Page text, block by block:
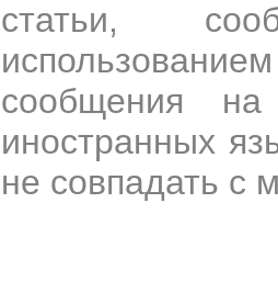
статьи,
сообщения
иностранных
не совпадать с